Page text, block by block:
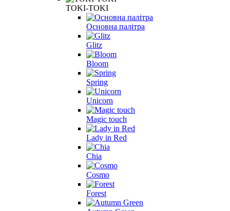
TOKI-TOKI
Основна палітра
Glitz
Bloom
Spring
Unicorn
Magic touch
Lady in Red
Chia
Cosmo
Forest